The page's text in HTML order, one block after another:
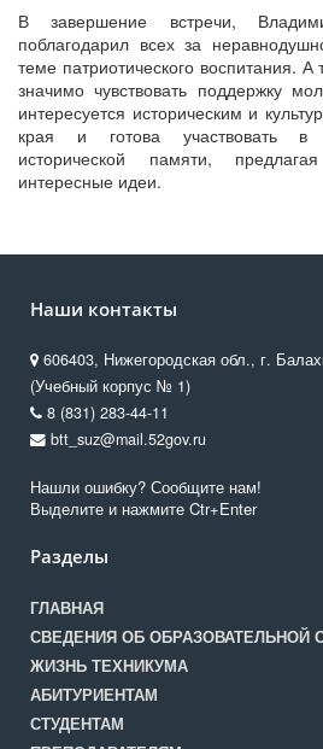
В завершение встречи,
поблагодарил всех за
теме патриотического воспитания. А
значимо чувствовать поддержку
интересуется историческим и
края и готова участвовать в
исторической памяти,
интересные идеи.
Наши контакты
606403, Нижегородская обл., г.
(Учебный корпус № 1)
8 (831) 283-44-11
btt_suz@mail.52gov.ru
Нашли ошибку? Сообщите нам!
Выделите и нажмите Ctr+Enter
Разделы
ГЛАВНАЯ
СВЕДЕНИЯ ОБ ОБРАЗОВАТЕЛЬНОЙ
ЖИЗНЬ ТЕХНИКУМА
АБИТУРИЕНТАМ
СТУДЕНТАМ